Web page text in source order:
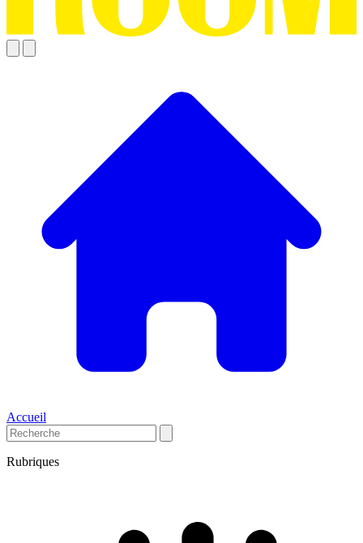
Accueil
Rubriques